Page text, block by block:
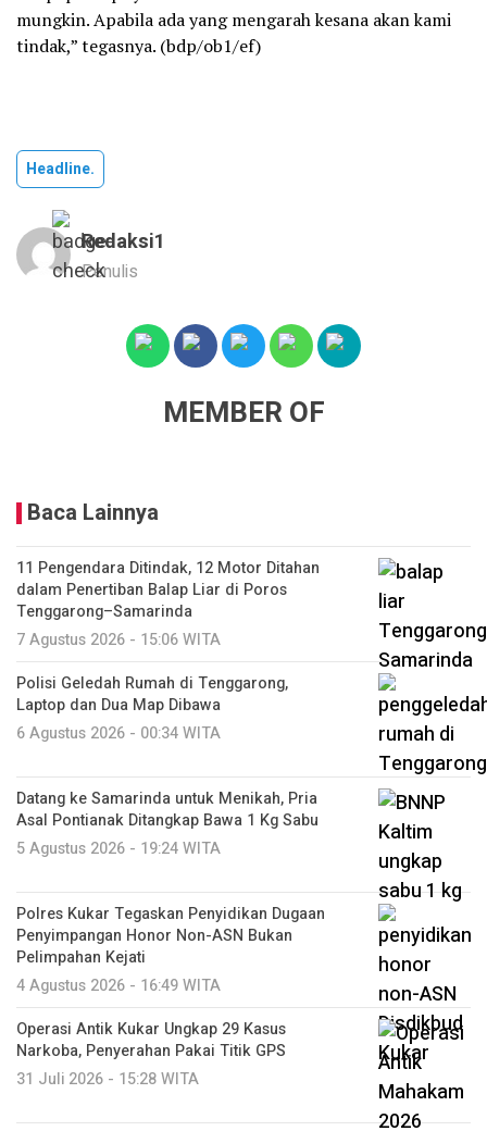
mungkin. Apabila ada yang mengarah kesana akan kami
tindak,” tegasnya. (bdp/ob1/ef)
Headline.
Redaksi1
Penulis
MEMBER OF
Baca Lainnya
11 Pengendara Ditindak, 12 Motor Ditahan
dalam Penertiban Balap Liar di Poros
Tenggarong–Samarinda
7 Agustus 2026 - 15:06 WITA
Polisi Geledah Rumah di Tenggarong,
Laptop dan Dua Map Dibawa
6 Agustus 2026 - 00:34 WITA
Datang ke Samarinda untuk Menikah, Pria
Asal Pontianak Ditangkap Bawa 1 Kg Sabu
5 Agustus 2026 - 19:24 WITA
Polres Kukar Tegaskan Penyidikan Dugaan
Penyimpangan Honor Non-ASN Bukan
Pelimpahan Kejati
4 Agustus 2026 - 16:49 WITA
Operasi Antik Kukar Ungkap 29 Kasus
Narkoba, Penyerahan Pakai Titik GPS
31 Juli 2026 - 15:28 WITA